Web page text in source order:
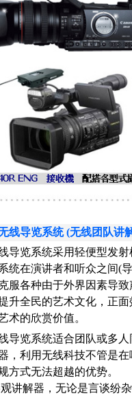
线导览系统 (无线团队讲
导览系统采用轻便型发射
统在演讲者和听众之间(
服各种由于外界因素导
升全民的艺术文化，正
术的欣赏价值。
导览系统适合团队或多人
，利用无线科技不管是
方式无法超越的优势。
讲解器，无论是言谈纷杂